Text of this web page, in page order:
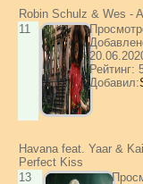
Robin Schulz & Wes -
11
Рейтинг:
Добавил:
Havana feat. Yaar &
Perfect Kiss
13